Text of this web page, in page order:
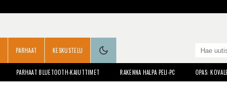
PARHAAT KESKUSTELU
PARHAAT BLUETOOTH-KAIUTTIMET RAKENNA HALPA PELI-PC OPAS: